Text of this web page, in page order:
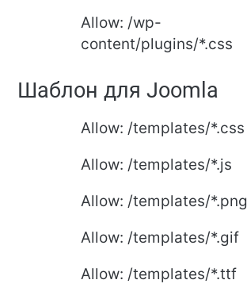
Allow: /wp-
content/plugins/*.css
Шаблон для Joomla
Allow: /templates/*.css
Allow: /templates/*.js
Allow: /templates/*.png
Allow: /templates/*.gif
Allow: /templates/*.ttf